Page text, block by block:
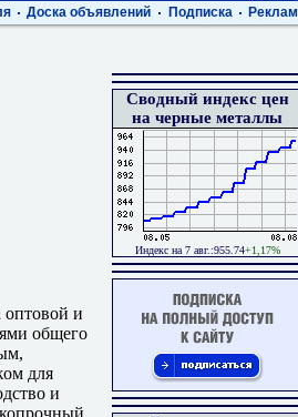
Доска объявлений Подписка
и
общего
для
и
Сводный индекс цен
на черные металлы
Индекс на 7 авг.:955.74+1,17%